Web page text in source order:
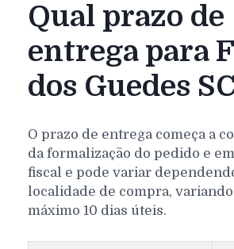
Qual prazo de
entrega para
dos Guedes
O prazo de entrega começa a
da formalização do pedido e
fiscal e pode variar
localidade de compra, variando
máximo 10 dias úteis.